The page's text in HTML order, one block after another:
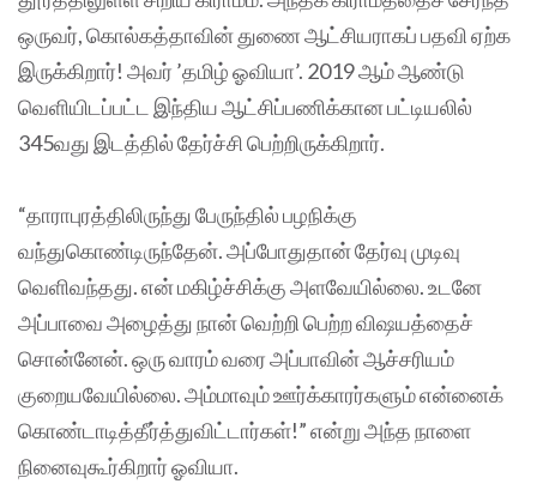
ஒருவர், கொல்கத்தாவின் துணை ஆட்சியராகப் பதவி ஏற்க
இருக்கிறார்! அவர் ’தமிழ் ஓவியா’. 2019 ஆம் ஆண்டு
வெளியிடப்பட்ட இந்திய ஆட்சிப்பணிக்கான பட்டியலில்
345வது இடத்தில் தேர்ச்சி பெற்றிருக்கிறார்.
“தாராபுரத்திலிருந்து பேருந்தில் பழநிக்கு
வந்துகொண்டிருந்தேன். அப்போதுதான் தேர்வு முடிவு
வெளிவந்தது. என் மகிழ்ச்சிக்கு அளவேயில்லை. உடனே
அப்பாவை அழைத்து நான் வெற்றி பெற்ற விஷயத்தைச்
சொன்னேன். ஒரு வாரம் வரை அப்பாவின் ஆச்சரியம்
குறையவேயில்லை. அம்மாவும் ஊர்க்காரர்களும் என்னைக்
கொண்டாடித்தீர்த்துவிட்டார்கள்!” என்று அந்த நாளை
நினைவுகூர்கிறார் ஓவியா.